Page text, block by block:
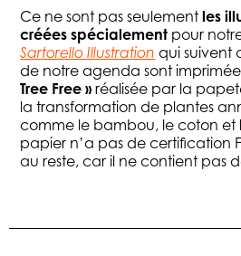
Ce ne sont pas seulementles
créées spécialement pour
Sartorello Illustration qui suivent
de notre agenda sont
Tree Free » réalisée par la
la transformation de plantes
comme le bambou, le coton et
papier n’a pas de certification
au reste, car il ne contient pas